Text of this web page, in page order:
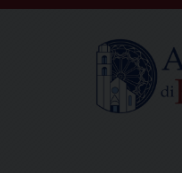
Skip